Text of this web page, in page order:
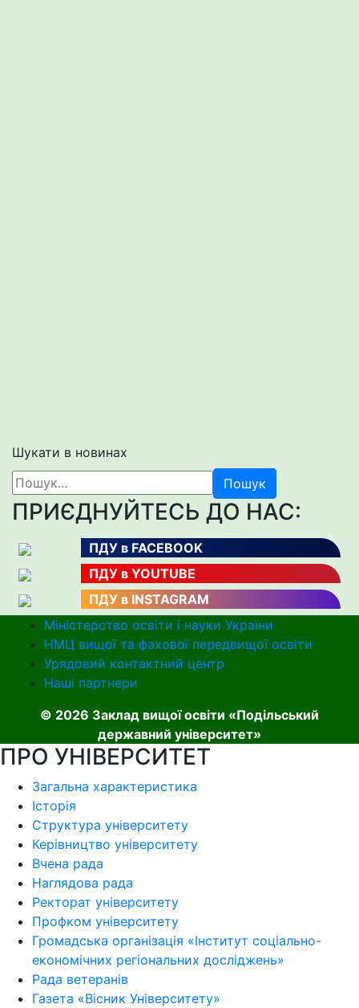
Шукати в новинах
Пошук
ПРИЄДНУЙТЕСЬ ДО НАС:
ПДУ в FACEBOOK
ПДУ в YOUTUBE
ПДУ в INSTAGRAM
Міністерство освіти і науки України
НМЦ вищої та фахової передвищої освіти
Урядовий контактний центр
Наші партнери
© 2026 Заклад вищої освіти «Подільський
державний університет»
ПРО УНІВЕРСИТЕТ
Загальна характеристика
Історія
Структура університету
Керівництво університету
Вчена рада
Наглядова рада
Ректорат університету
Профком університету
Громадська організація «Інститут соціально-
економічних регіональних досліджень»
Рада ветеранів
Газета «Вісник Університету»